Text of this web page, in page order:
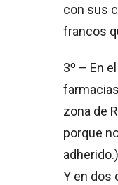
con sus
francos
3º – En
zona de
porque
adherido.)
Y en dos